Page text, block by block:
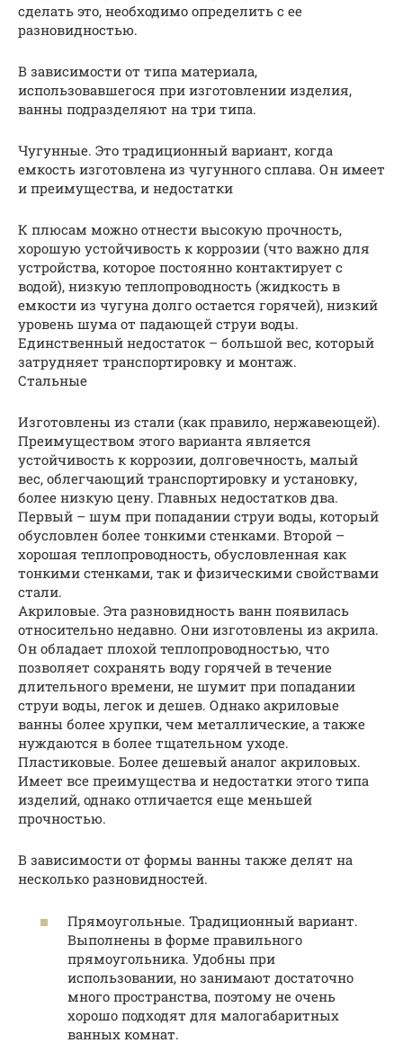
сделать это, необходимо определить с ее
разновидностью.
В зависимости от типа материала,
использовавшегося при изготовлении изделия,
ванны подразделяют на три типа.
Чугунные. Это традиционный вариант, когда
емкость изготовлена из чугунного сплава. Он имеет
и преимущества, и недостатки
К плюсам можно отнести высокую прочность,
хорошую устойчивость к коррозии (что важно для
устройства, которое постоянно контактирует с
водой), низкую теплопроводность (жидкость в
емкости из чугуна долго остается горячей), низкий
уровень шума от падающей струи воды.
Единственный недостаток – большой вес, который
затрудняет транспортировку и монтаж.
Стальные
Изготовлены из стали (как правило, нержавеющей).
Преимуществом этого варианта является
устойчивость к коррозии, долговечность, малый
вес, облегчающий транспортировку и установку,
более низкую цену. Главных недостатков два.
Первый – шум при попадании струи воды, который
обусловлен более тонкими стенками. Второй –
хорошая теплопроводность, обусловленная как
тонкими стенками, так и физическими свойствами
стали.
Акриловые. Эта разновидность ванн появилась
относительно недавно. Они изготовлены из акрила.
Он обладает плохой теплопроводностью, что
позволяет сохранять воду горячей в течение
длительного времени, не шумит при попадании
струи воды, легок и дешев. Однако акриловые
ванны более хрупки, чем металлические, а также
нуждаются в более тщательном уходе.
Пластиковые. Более дешевый аналог акриловых.
Имеет все преимущества и недостатки этого типа
изделий, однако отличается еще меньшей
прочностью.
В зависимости от формы ванны также делят на
несколько разновидностей.
Прямоугольные. Традиционный вариант.
Выполнены в форме правильного
прямоугольника. Удобны при
использовании, но занимают достаточно
много пространства, поэтому не очень
хорошо подходят для малогабаритных
ванных комнат.